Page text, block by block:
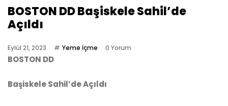
BOSTON DD Başiskele Sahil’de
Açıldı
Eylül 21, 2023 Yeme İçme 0 Yorum
BOSTON DD
Başiskele Sahil’de Açıldı